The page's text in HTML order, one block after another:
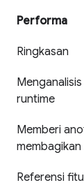
Performa
Ringkasan
runtime
Memberi
Referensi